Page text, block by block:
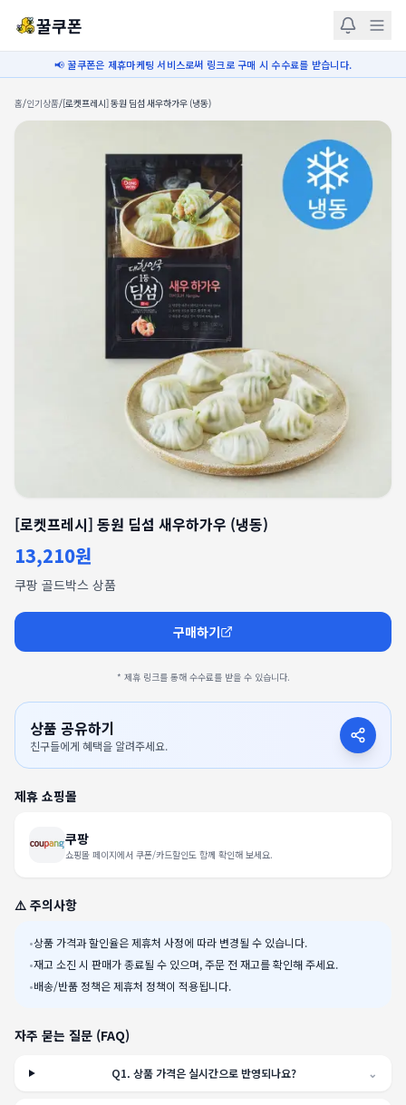
꿀쿠폰
📢 꿀쿠폰은 제휴마케팅 서비스로써 링크로 구매 시 수수료를 받습니다.
홈/인기상품/[로켓프레시] 동원 딤섬 새우하가우 (냉동)
[로켓프레시] 동원 딤섬 새우하가우 (냉동)
13,210원
쿠팡 골드박스 상품
구매하기
* 제휴 링크를 통해 수수료를 받을 수 있습니다.
상품 공유하기
친구들에게 혜택을 알려주세요.
제휴 쇼핑몰
쿠팡
쇼핑몰 페이지에서 쿠폰/카드할인도 함께 확인해 보세요.
⚠️ 주의사항
•상품 가격과 할인율은 제휴처 사정에 따라 변경될 수 있습니다.
•재고 소진 시 판매가 종료될 수 있으며, 주문 전 재고를 확인해 주세요.
•배송/반품 정책은 제휴처 정책이 적용됩니다.
자주 묻는 질문 (FAQ)
Q1.상품 가격은 실시간으로 반영되나요? ⌄